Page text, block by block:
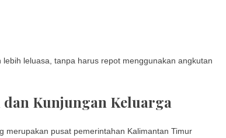
leluasa, tanpa harus repot menggunakan angkutan
Kunjungan Keluarga
merupakan pusat pemerintahan Kalimantan Timur